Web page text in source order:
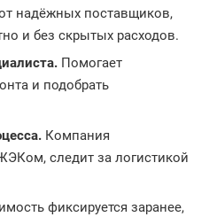
надёжных поставщиков,
и без скрытых расходов.
Помогает
и подобрать
Компания
следит за логистикой
фиксируется заранее,